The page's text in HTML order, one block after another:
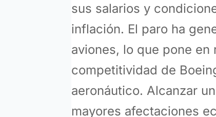
sus salarios y
inflación. El paro ha
aviones, lo que pone
competitividad de
aeronáutico. Alcanzar
mayores afectaciones